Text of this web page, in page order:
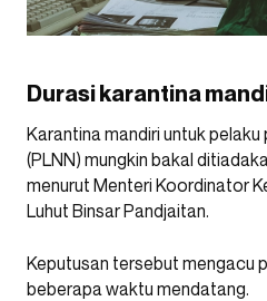
Durasi karantina
Karantina mandiri untuk pelaku
(PLNN) mungkin bakal
menurut Menteri Koordinator
Luhut Binsar Pandjaitan.
Keputusan tersebut mengacu
beberapa waktu mendatang.